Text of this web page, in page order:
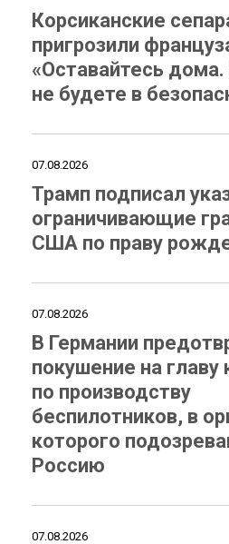
Корсиканские
пригрозили
«Оставайтесь
не будете в
07.08.2026
Трамп подписал
ограничивающие
США по праву
07.08.2026
В Германии
покушение на главу
по производству
беспилотников, в
которого
Россию
07.08.2026